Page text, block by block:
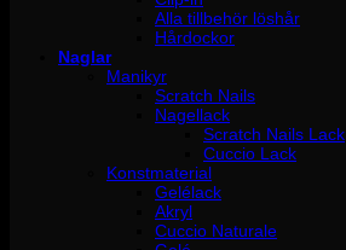
Alla tillbehör löshår
Hårdockor
Naglar
Manikyr
Scratch Nails
Nagellack
Scratch Nails Lack
Cuccio Lack
Konstmaterial
Gelélack
Akryl
Cuccio Naturale